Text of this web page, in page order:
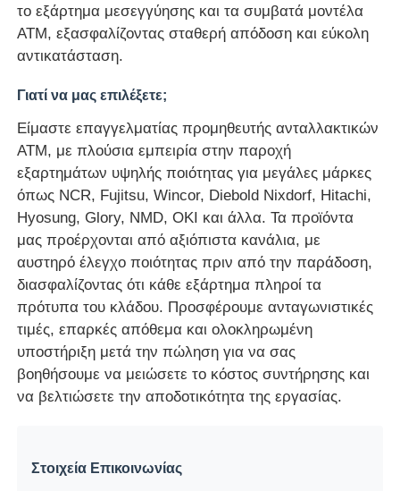
Ανταλλακτικά ATM
Ανακυκλωτής νομισμάτων
το εξάρτημα μεσεγγύησης και τα συμβατά μοντέλα
ATM, εξασφαλίζοντας σταθερή απόδοση και εύκολη
αντικατάσταση.
Γιατί να μας επιλέξετε;
Είμαστε επαγγελματίας προμηθευτής ανταλλακτικών
ATM, με πλούσια εμπειρία στην παροχή
εξαρτημάτων υψηλής ποιότητας για μεγάλες μάρκες
όπως NCR, Fujitsu, Wincor, Diebold Nixdorf, Hitachi,
Hyosung, Glory, NMD, OKI και άλλα. Τα προϊόντα
μας προέρχονται από αξιόπιστα κανάλια, με
αυστηρό έλεγχο ποιότητας πριν από την παράδοση,
διασφαλίζοντας ότι κάθε εξάρτημα πληροί τα
πρότυπα του κλάδου. Προσφέρουμε ανταγωνιστικές
τιμές, επαρκές απόθεμα και ολοκληρωμένη
υποστήριξη μετά την πώληση για να σας
βοηθήσουμε να μειώσετε το κόστος συντήρησης και
να βελτιώσετε την αποδοτικότητα της εργασίας.
Στοιχεία Επικοινωνίας